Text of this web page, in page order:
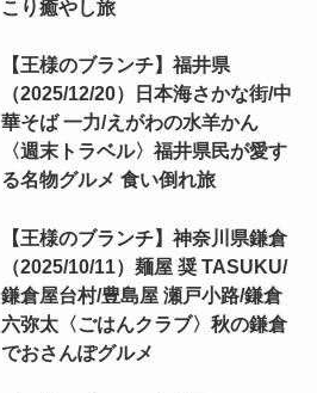
こり癒やし旅
【王様のブランチ】福井県
（2025/12/20）日本海さかな街/中
華そば 一力/えがわの水羊かん
〈週末トラベル〉福井県民が愛す
る名物グルメ 食い倒れ旅
【王様のブランチ】神奈川県鎌倉
（2025/10/11）麺屋 奨 TASUKU/
鎌倉屋台村/豊島屋 瀬戸小路/鎌倉
六弥太〈ごはんクラブ〉秋の鎌倉
でおさんぽグルメ